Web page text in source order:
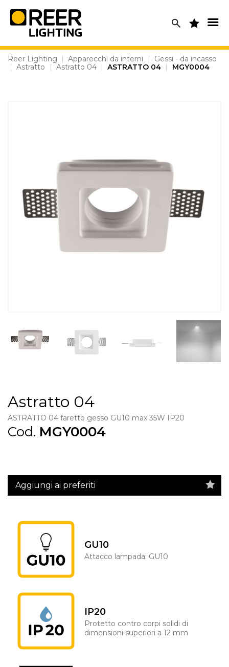
content
Reer Lighting | Apparecchi da interni |
Gessi - da incasso
| Astratto | Astratto 04 | ASTRATTO 04 | MGY0004
Astratto 04
ASTRATTO 04 faretto gesso GU10 max 35W IP20
Cod. MGY0004
Aggiungi ai preferiti
GU10
Attacco lampada: GU10
IP20
Protetto contro corpi solidi di
dimensioni superiori a 12 mm